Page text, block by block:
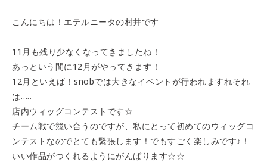
こんにちは！エテルニータの村井です
11月も残り少なくなってきましたね！
あっという間に12月がやってきます！
12月といえば！snobでは大きなイベントが行われますれそれ
は…..
店内ウィッグコンテストです☆
チーム戦で競い合うのですが、私にとって初めてのウィッグコ
ンテストなのでとても緊張します！でもすごく楽しみです♪！
いい作品がつくれるようにがんばります☆☆